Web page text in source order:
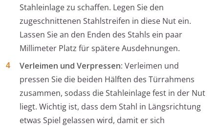
Stahleinlage zu schaffen. Legen Sie den
zugeschnittenen Stahlstreifen in diese Nut ein.
Lassen Sie an den Enden des Stahls ein paar
Millimeter Platz für spätere Ausdehnungen.
Verleimen und Verpressen: Verleimen und
pressen Sie die beiden Hälften des Türrahmens
zusammen, sodass die Stahleinlage fest in der Nut
liegt. Wichtig ist, dass dem Stahl in Längsrichtung
etwas Spiel gelassen wird, damit er sich